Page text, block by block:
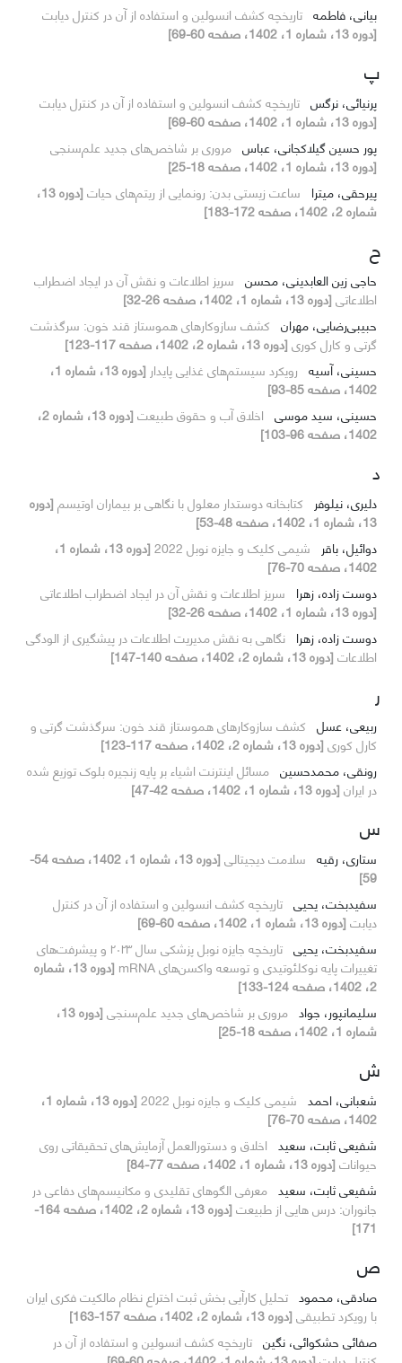
بیانی، فاطمه تاریخچه کشف انسولین و استفاده از آن در کنترل دیابت
[دوره 13، شماره 1، 1402، صفحه 60-69]
پ
پرنیائی، نرگس تاریخچه کشف انسولین و استفاده از آن در کنترل دیابت
[دوره 13، شماره 1، 1402، صفحه 60-69]
پور حسین گیلاکجانی، عباس مروری بر شاخص‌های جدید علم‌سنجی
[دوره 13، شماره 1، 1402، صفحه 18-25]
پیرحقی، میترا ساعت زیستی بدن: رونمایی از ریتم‌های حیات
[دوره 13،
شماره 2، 1402، صفحه 172-183]
ح
حاجی زین العابدینی، محسن سریز اطلاعات و نقش آن در ایجاد اضطراب
اطلاعاتی [دوره 13، شماره 1، 1402، صفحه 26-32]
حبیبی‌رضایی، مهران کشف سازوکارهای هموستاز قند خون: سرگذشت
گرتی و کارل کوری [دوره 13، شماره 2، 1402، صفحه 117-123]
حسینی، آسیه رویکرد سیستم‌های غذایی پایدار
[دوره 13، شماره 1،
1402، صفحه 85-93]
حسینی، سید موسی اخلاق آب و حقوق طبیعت
[دوره 13، شماره 2،
1402، صفحه 96-103]
د
دلیری، نیلوفر کتابخانه دوستدار معلول با نگاهی بر بیماران اوتیسم [دوره
13، شماره 1، 1402، صفحه 48-53]
دوائیل، باقر شیمی کلیک و جایزه نوبل 2022
[دوره 13، شماره 1،
1402، صفحه 70-76]
دوست زاده، زهرا سریز اطلاعات و نقش آن در ایجاد اضطراب اطلاعاتی
[دوره 13، شماره 1، 1402، صفحه 26-32]
دوست زاده، زهرا نگاهی به نقش مدیریت اطلاعات در پیشگیری از الودگی
اطلاعات [دوره 13، شماره 2، 1402، صفحه 140-147]
ر
ربیعی، عسل کشف سازوکارهای هموستاز قند خون: سرگذشت گرتی و
کارل کوری [دوره 13، شماره 2، 1402، صفحه 117-123]
رونقی، محمدحسین مسائل اینترنت اشیاء بر پایه زنجیره بلوک توزیع شده
در ایران [دوره 13، شماره 1، 1402، صفحه 42-47]
س
ستاری، رقیه سلامت دیجیتالی
[دوره 13، شماره 1، 1402، صفحه 54-
59]
سفیدبخت، یحیی تاریخچه کشف انسولین و استفاده از آن در کنترل
دیابت [دوره 13، شماره 1، 1402، صفحه 60-69]
سفیدبخت، یحیی
تاریخچه جایزه نوبل پزشکی سال ۲۰۲۳ و پیشرفت‌های
تغییرات پایه نوکلئوتیدی و توسعه واکسن‌های mRNA
[دوره 13، شماره
2، 1402، صفحه 124-133]
سلیمانپور، جواد مروری بر شاخص‌های جدید علم‌سنجی
[دوره 13،
شماره 1، 1402، صفحه 18-25]
ش
شعبانی، احمد شیمی کلیک و جایزه نوبل 2022
[دوره 13، شماره 1،
1402، صفحه 70-76]
شفیعی ثابت، سعید اخلاق و دستورالعمل آزمایش‌های تحقیقاتی روی
حیوانات [دوره 13، شماره 1، 1402، صفحه 77-84]
شفیعی ثابت، سعید معرفی الگوهای تقلیدی و مکانیسم‌های دفاعی در
جانوران: درس هایی از طبیعت
[دوره 13، شماره 2، 1402، صفحه 164-
171]
ص
صادقی، محمود تحلیل کارآیی بخش ثبت اختراع نظام مالکیت فکری ایران
با رویکرد تطبیقی [دوره 13، شماره 2، 1402، صفحه 157-163]
صفائی حشکوائی، نگین تاریخچه کشف انسولین و استفاده از آن در